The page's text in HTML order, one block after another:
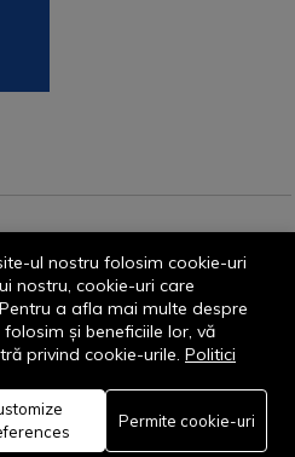
S.R.L. CUI 32211812
Transilvaniei, Nr. 19A
0
Coș Favorite Cont
ul nostru folosim cookie-uri
nostru, cookie-uri care
a afla mai multe despre
și beneficiile lor, vă
privind cookie-urile. Politici
Permite cookie-uri